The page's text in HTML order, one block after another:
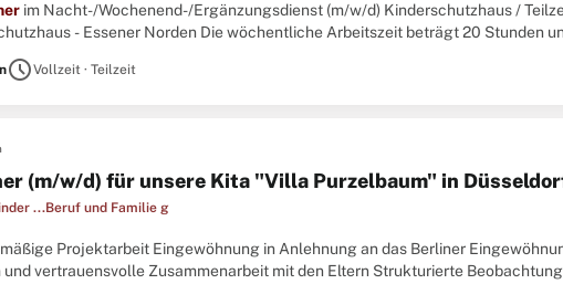
im Nacht-/Wochenend-/Ergänzungsdienst (m/w/d) Kinderschutzhaus /
- Essener Norden Die wöchentliche Arbeitszeit beträgt 20 Stunden
scheduleVollzeit · Teilzeit
(m/w/d) für unsere Kita "Villa Purzelbaum" in
...Beruf und Familie g
Projektarbeit Eingewöhnung in Anlehnung an das Berliner
und vertrauensvolle Zusammenarbeit mit den Eltern Strukturierte